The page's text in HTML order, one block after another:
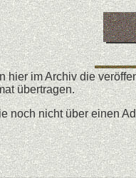
hier im Archiv die
übertragen.
noch nicht über einen